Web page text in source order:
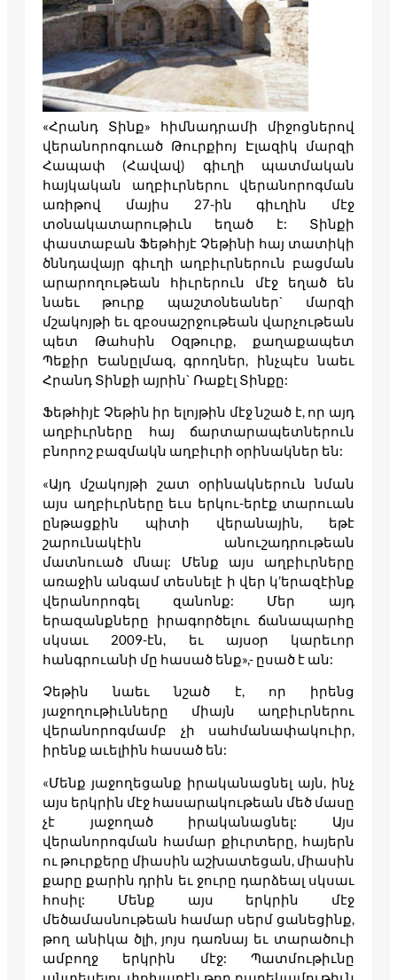
«Հրանդ Տինք» հիմնադրամի միջոցներով
վերանորոգուած Թուրքիոյ Էլազիկ մարզի
Հապափ (Հավավ) գիւղի պատմական
հայկական աղբիւրներու վերանորոգման
առիթով մայիս 27-ին գիւղին մէջ
տօնակատարութիւն եղած է: Տինքի
փաստաբան Ֆեթհիյէ Չեթինի հայ տատիկի
ծննդավայր գիւղի աղբիւրներուն բացման
արարողութեան հիւրերուն մէջ եղած են
նաեւ թուրք պաշտօնեաներ` մարզի
մշակոյթի եւ զբօսաշրջութեան վարչութեան
պետ Թահսին Օզթուրք, քաղաքապետ
Պեքիր Եանըլմազ, գրողներ, ինչպէս նաեւ
Հրանդ Տինքի այրին` Ռաքէլ Տինքը:
Ֆեթհիյէ Չեթին իր ելոյթին մէջ նշած է, որ այդ
աղբիւրները հայ ճարտարապետներուն
բնորոշ բազմակն աղբիւրի օրինակներ են:
«Այդ մշակոյթի շատ օրինակներուն նման
այս աղբիւրները եւս երկու-երէք տարուան
ընթացքին պիտի վերանային, եթէ
շարունակէին անուշադրութեան
մատնուած մնալ: Մենք այս աղբիւրները
առաջին անգամ տեսնելէ ի վեր կ’երազէինք
վերանորոգել զանոնք: Մեր այդ
երազանքները իրագործելու ճանապարհը
սկսաւ 2009-էն, եւ այսօր կարեւոր
հանգրուանի մը հասած ենք»,- ըսած է ան:
Չեթին նաեւ նշած է, որ իրենց
յաջողութիւնները միայն աղբիւրներու
վերանորոգմամբ չի սահմանափակուիր,
իրենք աւելիին հասած են:
«Մենք յաջողեցանք իրականացնել այն, ինչ
այս երկրին մէջ հասարակութեան մեծ մասը
չէ յաջողած իրականացնել: Այս
վերանորոգման համար քիւրտերը, հայերն
ու թուրքերը միասին աշխատեցան, միասին
քարը քարին դրին եւ ջուրը դարձեալ սկսաւ
հոսիլ: Մենք այս երկրին մէջ
մեծամասնութեան համար սերմ ցանեցինք,
թող անիկա ծլի, յոյս դառնայ եւ տարածուի
ամբողջ երկրին մէջ: Պատմութիւնը